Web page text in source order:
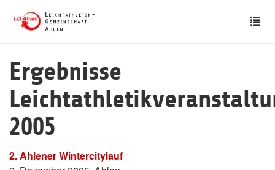
Ergebnisse
2005
2. Ahlener Wintercitylauf